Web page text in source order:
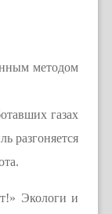
методом
газах
разгоняется
Экологи и